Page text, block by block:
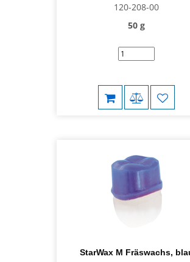
120-208-00
50 g
StarWax M Fräswachs,